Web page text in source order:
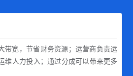
带宽，节省财务资源；运营商负责运
维人力投入；通过分成可以带来更多